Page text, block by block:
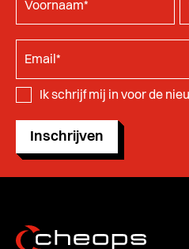
Ik schrijf mij in voor de
Inschrijven